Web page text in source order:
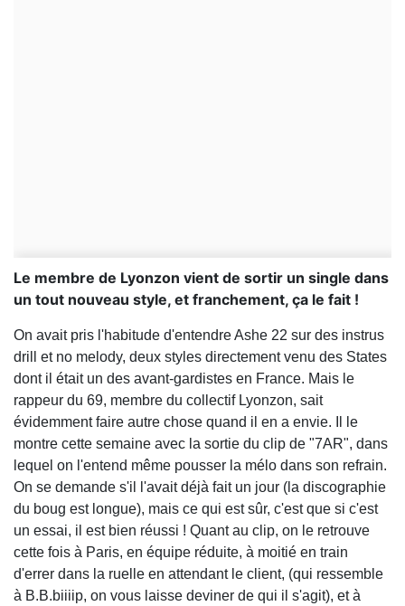
Le membre de Lyonzon vient de sortir un single dans
un tout nouveau style, et franchement, ça le fait !
On avait pris l'habitude d'entendre Ashe 22 sur des instrus
drill et no melody, deux styles directement venu des States
dont il était un des avant-gardistes en France. Mais le
rappeur du 69, membre du collectif Lyonzon, sait
évidemment faire autre chose quand il en a envie. Il le
montre cette semaine avec la sortie du clip de "7AR", dans
lequel on l'entend même pousser la mélo dans son refrain.
On se demande s'il l'avait déjà fait un jour (la discographie
du boug est longue), mais ce qui est sûr, c'est que si c'est
un essai, il est bien réussi ! Quant au clip, on le retrouve
cette fois à Paris, en équipe réduite, à moitié en train
d'errer dans la ruelle en attendant le client, (qui ressemble
à B.B.biiiip, on vous laisse deviner de qui il s'agit), et à